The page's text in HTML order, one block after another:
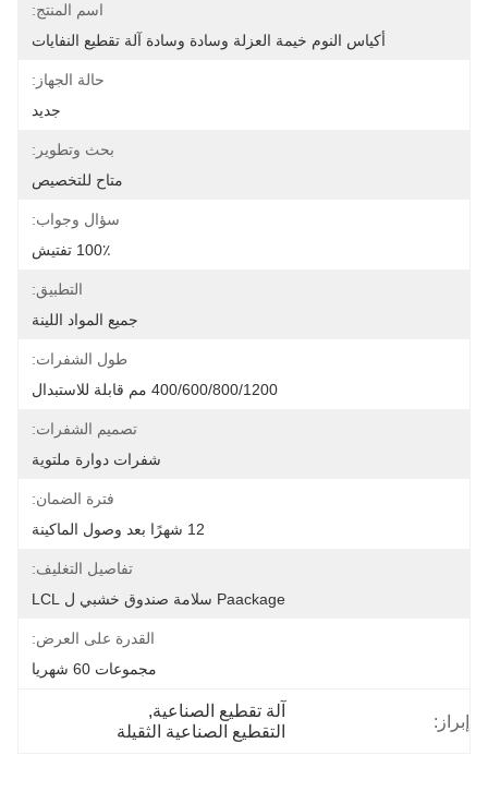
اسم المنتج:
أكياس النوم خيمة العزلة وسادة وسادة آلة تقطيع النفايات
حالة الجهاز:
جديد
بحث وتطوير:
متاح للتخصيص
سؤال وجواب:
100٪ تفتيش
التطبيق:
جميع المواد اللينة
طول الشفرات:
400/600/800/1200 مم قابلة للاستبدال
تصميم الشفرات:
شفرات دوارة ملتوية
فترة الضمان:
12 شهرًا بعد وصول الماكينة
تفاصيل التغليف:
Paackage سلامة صندوق خشبي ل LCL
القدرة على العرض:
مجموعات 60 شهريا
إبراز:
آلة تقطيع الصناعية,
التقطيع الصناعية الثقيلة